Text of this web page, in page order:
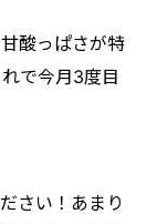
酸っぱさが特
で今月3度目
さい！あまり